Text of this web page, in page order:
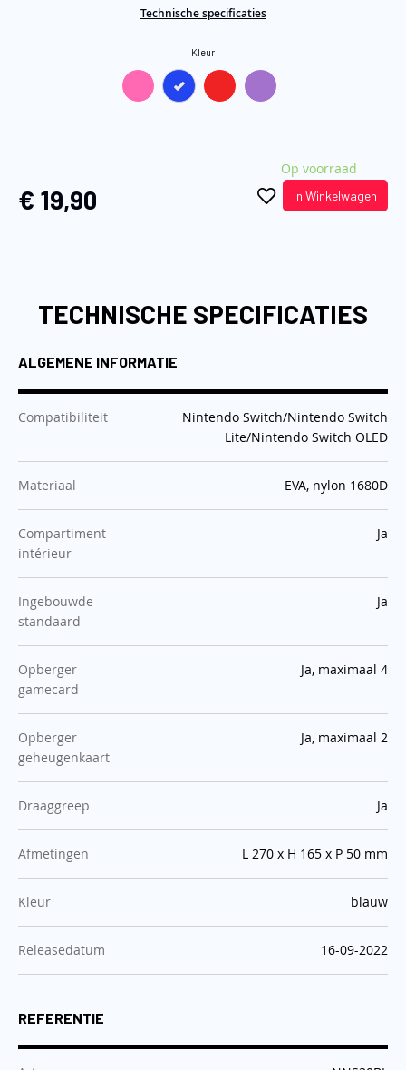
Technische specificaties
Kleur
€ 19,90
Op voorraad
In Winkelwagen
TECHNISCHE SPECIFICATIES
ALGEMENE INFORMATIE
Compatibiliteit :Nintendo Switch/Nintendo Switch
Lite/Nintendo Switch OLED
Materiaal :EVA, nylon 1680D
Compartiment
intérieur
:Ja
Ingebouwde
standaard
:Ja
Opberger
gamecard
:Ja, maximaal 4
Opberger
geheugenkaart
:Ja, maximaal 2
Draaggreep :Ja
Afmetingen :L 270 x H 165 x P 50 mm
Kleur :blauw
Releasedatum :16-09-2022
REFERENTIE